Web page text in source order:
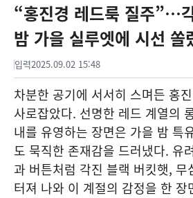
“홍진경 레드룩 질주”…
밤 가을 실루엣에 시선 쏠
입력2025.09.02 15:48
차분한 공기에 서서히 스며든 홍
사로잡았다. 선명한 레드 계열의
내를 유영하는 장면은 가을 밤 특
도 묵직한 존재감을 드러냈다. 유
과 버튼처럼 각진 블랙 버킷햇, 무
터져 나와 이 계절의 감정을 한 장